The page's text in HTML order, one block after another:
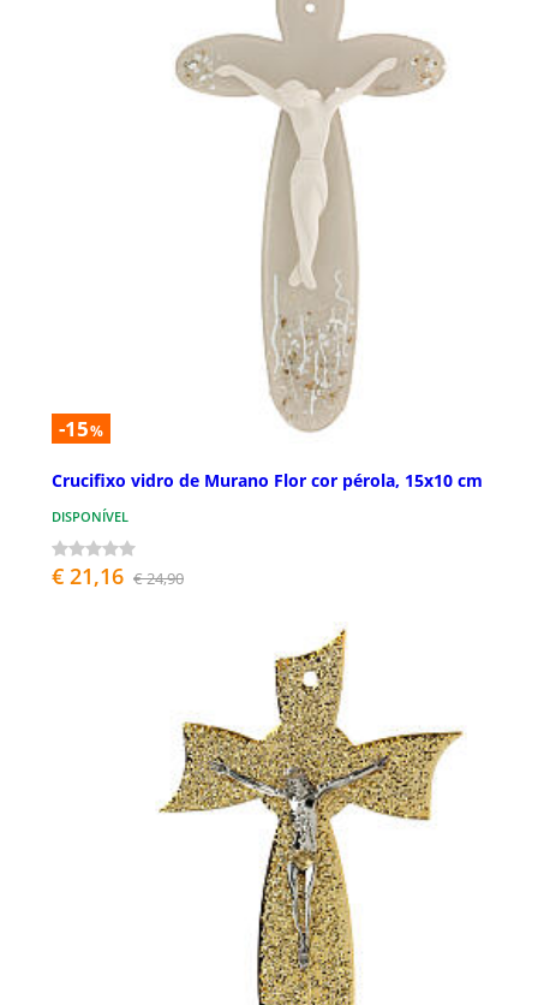
-15%
Crucifixo vidro de Murano Flor cor pérola, 15x10 cm
DISPONÍVEL
€ 21,16 € 24,90